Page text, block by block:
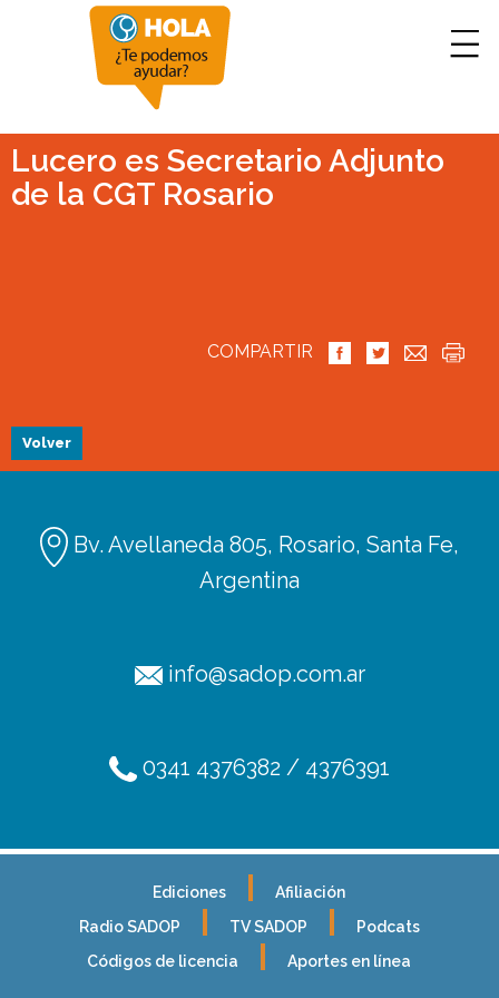
Ediciones
Afiliación
Radio SADOP
TV SADOP
Podcats
Códigos de licencia
Aportes en línea
Lucero es Secretario Adjunto
de la CGT Rosario
COMPARTIR
Volver
Bv. Avellaneda 805, Rosario, Santa Fe,
Argentina
info@sadop.com.ar
0341 4376382 / 4376391